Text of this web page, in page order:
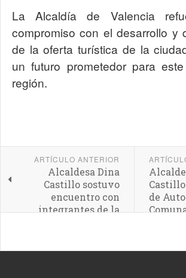
La Alcaldía de Valencia
compromiso con el desarrollo y
de la oferta turística de la
un futuro prometedor para
región.
ARTÍCULO ANTERIOR
Alcaldesa Dina
Castillo sostuvo
encuentro con
integrantes de la
de